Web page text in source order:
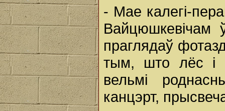
- Мае калегі-
праглядаў
тым, што лёс і
вельмі
канцэрт,